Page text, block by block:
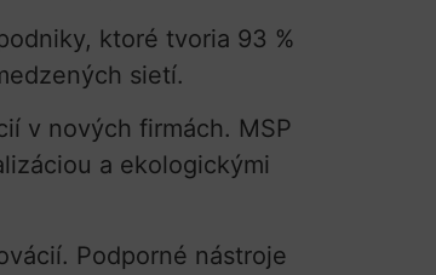
ktoré tvoria 93 %
sietí.
v nových firmách. MSP
a ekologickými
Podporné nástroje